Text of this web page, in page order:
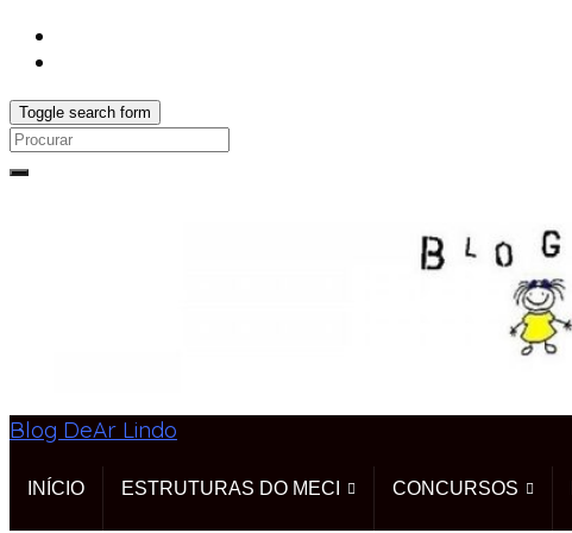
Toggle search form
Search
Blog DeAr Lindo
INÍCIO ESTRUTURAS DO MECI CONCURSOS